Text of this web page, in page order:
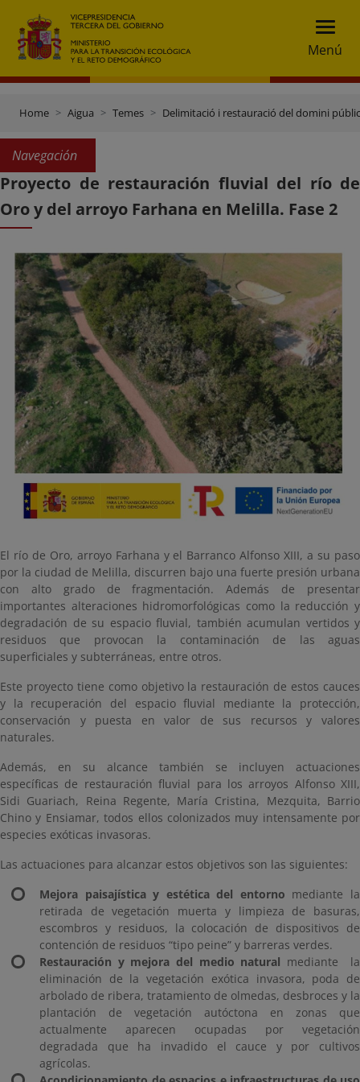
Menú
Home Aigua Temes Delimitació i restauració del domini
Navegación
Proyecto de restauración fluvial del río de
Oro y del arroyo Farhana en Melilla. Fase 2
El río de Oro, arroyo Farhana y el Barranco Alfonso XIII, a su paso
por la ciudad de Melilla, discurren bajo una fuerte presión urbana
con alto grado de fragmentación. Además de presentar
importantes alteraciones hidromorfológicas como la reducción y
degradación de su espacio fluvial, también acumulan vertidos y
residuos que provocan la contaminación de las aguas
superficiales y subterráneas, entre otros.
Este proyecto tiene como objetivo la restauración de estos cauces
y la recuperación del espacio fluvial mediante la protección,
conservación y puesta en valor de sus recursos y valores
naturales.
Además, en su alcance también se incluyen actuaciones
específicas de restauración fluvial para los arroyos Alfonso XIII,
Sidi Guariach, Reina Regente, María Cristina, Mezquita, Barrio
Chino y Ensiamar, todos ellos colonizados muy intensamente por
especies exóticas invasoras.
Las actuaciones para alcanzar estos objetivos son las siguientes:
Mejora paisajística y estética del entorno mediante la
retirada de vegetación muerta y limpieza de basuras,
escombros y residuos, la colocación de dispositivos de
contención de residuos “tipo peine” y barreras verdes.
Restauración y mejora del medio natural mediante la
eliminación de la vegetación exótica invasora, poda de
arbolado de ribera, tratamiento de olmedas, desbroces y la
plantación de vegetación autóctona en zonas que
actualmente aparecen ocupadas por vegetación
degradada que ha invadido el cauce y por cultivos
agrícolas.